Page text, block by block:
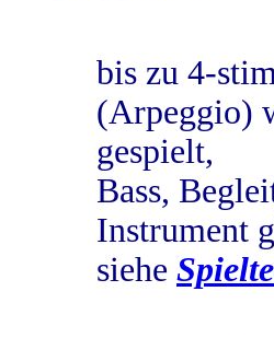
bis zu 4-
(Arpeggio)
gespielt,
Bass,
Instrument
siehe